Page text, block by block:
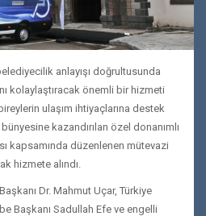
anlayışı doğrultusunda
kolaylaştıracak önemli bir hizmeti
ulaşım ihtiyaçlarına destek
kazandırılan özel donanımlı
kapsamında düzenlenen mütevazi
hizmete alındı.
Dr. Mahmut Uçar, Türkiye
Başkanı Sadullah Efe ve engelli